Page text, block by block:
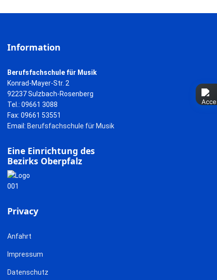
Information
Berufsfachschule für Musik
Konrad-Mayer-Str. 2
92237 Sulzbach-Rosenberg
Tel.: 09661 3088
Fax: 09661 53551
Email: Berufsfachschule für Musik
Eine Einrichtung des
Bezirks Oberpfalz
Privacy
Anfahrt
Impressum
Datenschutz